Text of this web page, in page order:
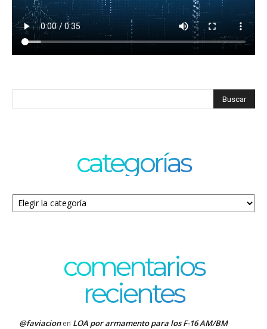
categorías
Categorías
comentarios
recientes
@faviacionen LOA por armamento para los F-16 AM/BM